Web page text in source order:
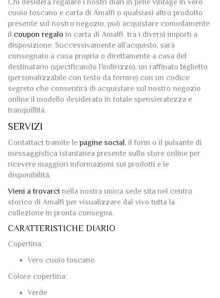
Chi desidera regalare i nostri diari in pelle vintage in vero
cuoio toscano e carta di Amalfi o qualsiasi altro prodotto
presente sul nostro negozio, può acquistare comodamente
il coupon regalo in carta di Amalfi tra i diversi importi a
disposizione. Successivamente all’acquisto, sarà
consegnato a casa propria o direttamente a casa del
destinatario (specificando l’indirizzo), un raffinato biglietto
(personalizzabile con testo da fornire) con un codice
segreto che consentirà di acquistare sul nostro negozio
online il modello desiderato in totale spensieratezza e
tranquillità.
SERVIZI
Contattaci tramite lepagine social, il form o il pulsante di
messaggistica istantanea presente sullo store online per
ricevere maggiori informazioni sui prodotti e le
disponibilità.
Vieni a trovarci nella nostra unica sede sita nel centro
storico di Amalfi per visualizzare dal vivo tutta la
collezione in pronta consegna.
CARATTERISTICHE DIARIO
Copertina:
Vero cuoio toscano
Colore copertina:
Verde